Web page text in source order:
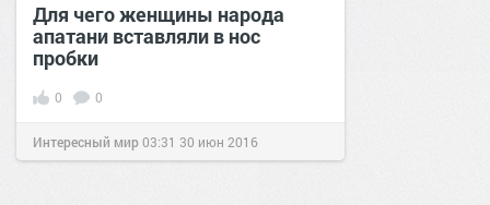
Для чего женщины народа
апатани вставляли в нос
пробки
0 0
Интересный мир03:31 30 июн 2016